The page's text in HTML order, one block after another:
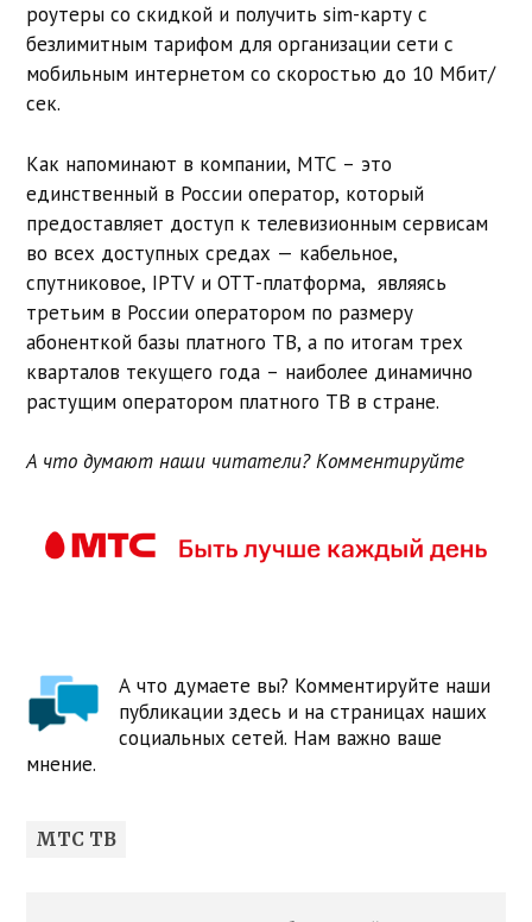
роутеры со скидкой и получить sim-карту с
безлимитным тарифом для организации сети с
мобильным интернетом со скоростью до 10 Мбит/
сек.
Как напоминают в компании, МТС – это
единственный в России оператор, который
предоставляет доступ к телевизионным сервисам
во всех доступных средах — кабельное,
спутниковое, IPTV и ОТТ-платформа, являясь
третьим в России оператором по размеру
абоненткой базы платного ТВ, а по итогам трех
кварталов текущего года – наиболее динамично
растущим оператором платного ТВ в стране.
А что думают наши читатели? Комментируйте
А что думаете вы? Комментируйте наши
публикации здесь и на страницах наших
социальных сетей. Нам важно ваше
мнение.
МТС ТВ